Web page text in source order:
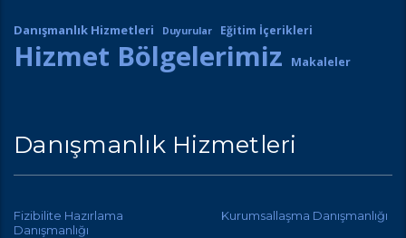
Danışmanlık Hizmetleri Duyurular Eğitim İçerikleri
Hizmet Bölgelerimiz Makaleler
Danışmanlık Hizmetleri
Fizibilite Hazırlama
Danışmanlığı
Kurumsallaşma Danışmanlığı